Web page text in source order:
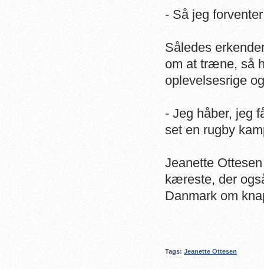
- Så jeg
Således
om at træne, så
oplevelsesrige
- Jeg håber, jeg
set en rugby
Jeanette
kæreste, der
Danmark om
Tags: Jeanette Ottesen